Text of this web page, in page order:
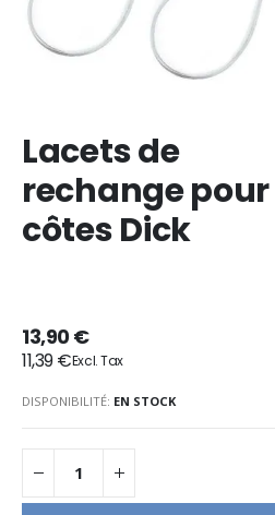
Lacets de
rechange
côtes Dick
13,90 €
11,39 €
DISPONIBILITÉ: EN STOCK